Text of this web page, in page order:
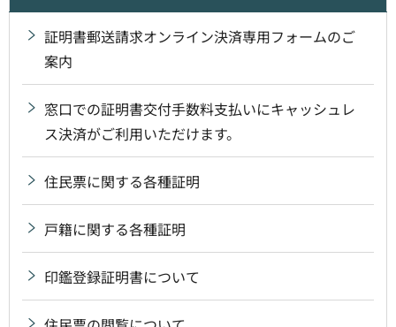
証明書郵送請求オンライン決済専用フォームのご
案内
窓口での証明書交付手数料支払いにキャッシュレ
ス決済がご利用いただけます。
住民票に関する各種証明
戸籍に関する各種証明
印鑑登録証明書について